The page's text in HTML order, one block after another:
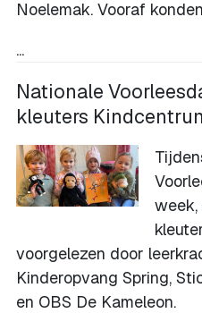
Noelemak. Vooraf
...
Nationale
kleuters
week,
voorgelezen door
Kinderopvang Spring,
en OBS De Kameleon.